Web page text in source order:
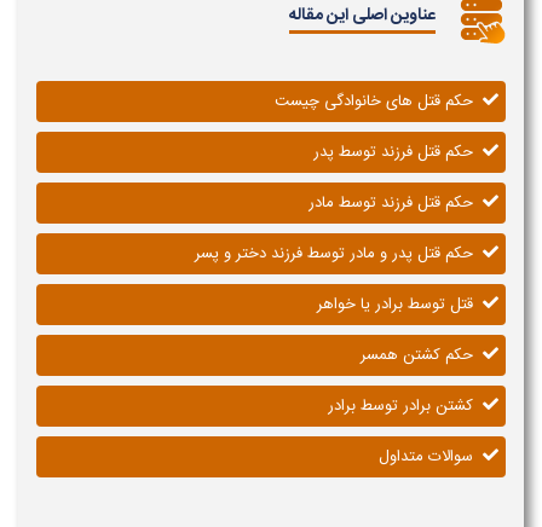
عناوین اصلی این مقاله
حکم قتل های خانوادگی چیست
حکم قتل فرزند توسط پدر
حکم قتل فرزند توسط مادر
حکم قتل پدر و مادر توسط فرزند دختر و پسر
قتل توسط برادر يا خواهر
حکم کشتن همسر
کشتن برادر توسط برادر
سوالات متداول